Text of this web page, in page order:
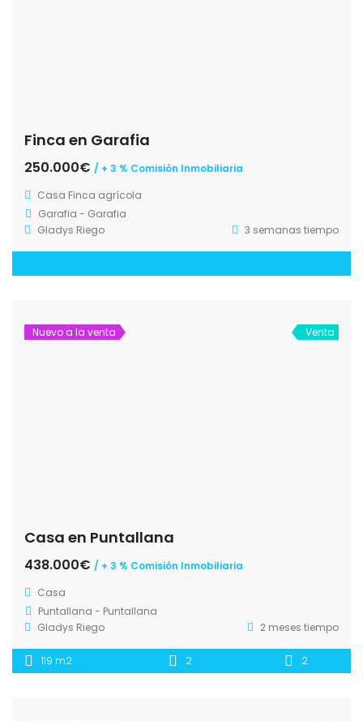
Finca en Garafia
250.000€ / + 3 % Comisión Inmobiliaria
Casa Finca agrícola
Garafia - Garafia
Gladys Riego
3 semanas tiempo
Nuevo a la venta Venta
Casa en Puntallana
438.000€ / + 3 % Comisión Inmobiliaria
Casa
Puntallana - Puntallana
Gladys Riego
2 meses tiempo
119 m2 2 2